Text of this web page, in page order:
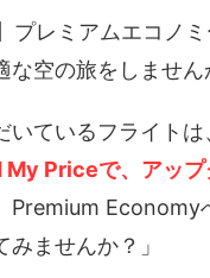
プレミアムエコノ
な空の旅をしません
いているフライトは
Priceで、アップ
Premium Economy
ませんか？」